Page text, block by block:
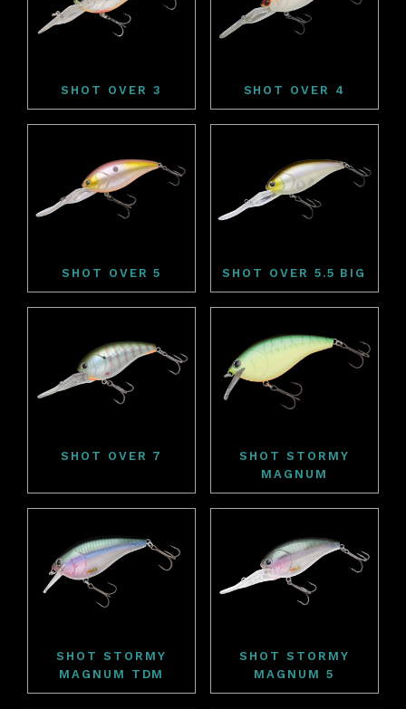
SHOT OVER 3 SHOT OVER 4
SHOT OVER 5 SHOT OVER 5.5 BIG
SHOT OVER 7
SHOT STORMY
MAGNUM
SHOT STORMY
MAGNUM TDM
SHOT STORMY
MAGNUM 5